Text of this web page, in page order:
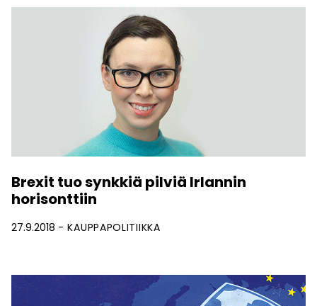
Brexit tuo synkkiä pilviä Irlannin
horisonttiin
27.9.2018 KAUPPAPOLITIIKKA